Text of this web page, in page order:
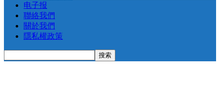
电子报
聯絡我們
關於我們
隱私權政策